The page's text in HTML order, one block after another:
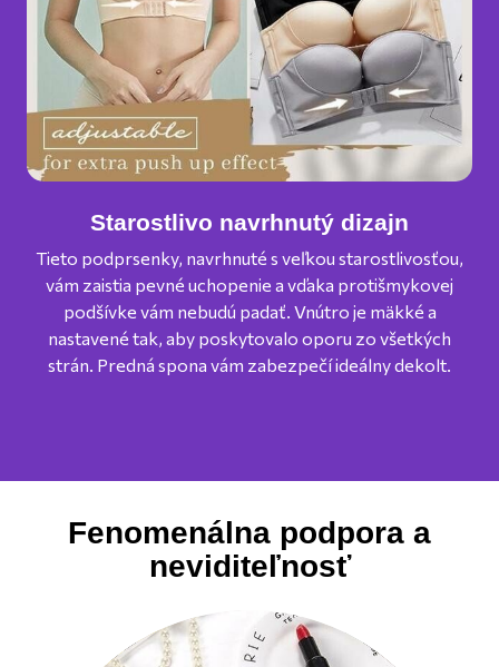
Starostlivo navrhnutý dizajn
Tieto podprsenky, navrhnuté s veľkou starostlivosťou,
vám zaistia pevné uchopenie a vďaka protišmykovej
podšívke vám nebudú padať. Vnútro je mäkké a
nastavené tak, aby poskytovalo oporu zo všetkých
strán. Predná spona vám zabezpečí ideálny dekolt.
Fenomenálna podpora a
neviditeľnosť